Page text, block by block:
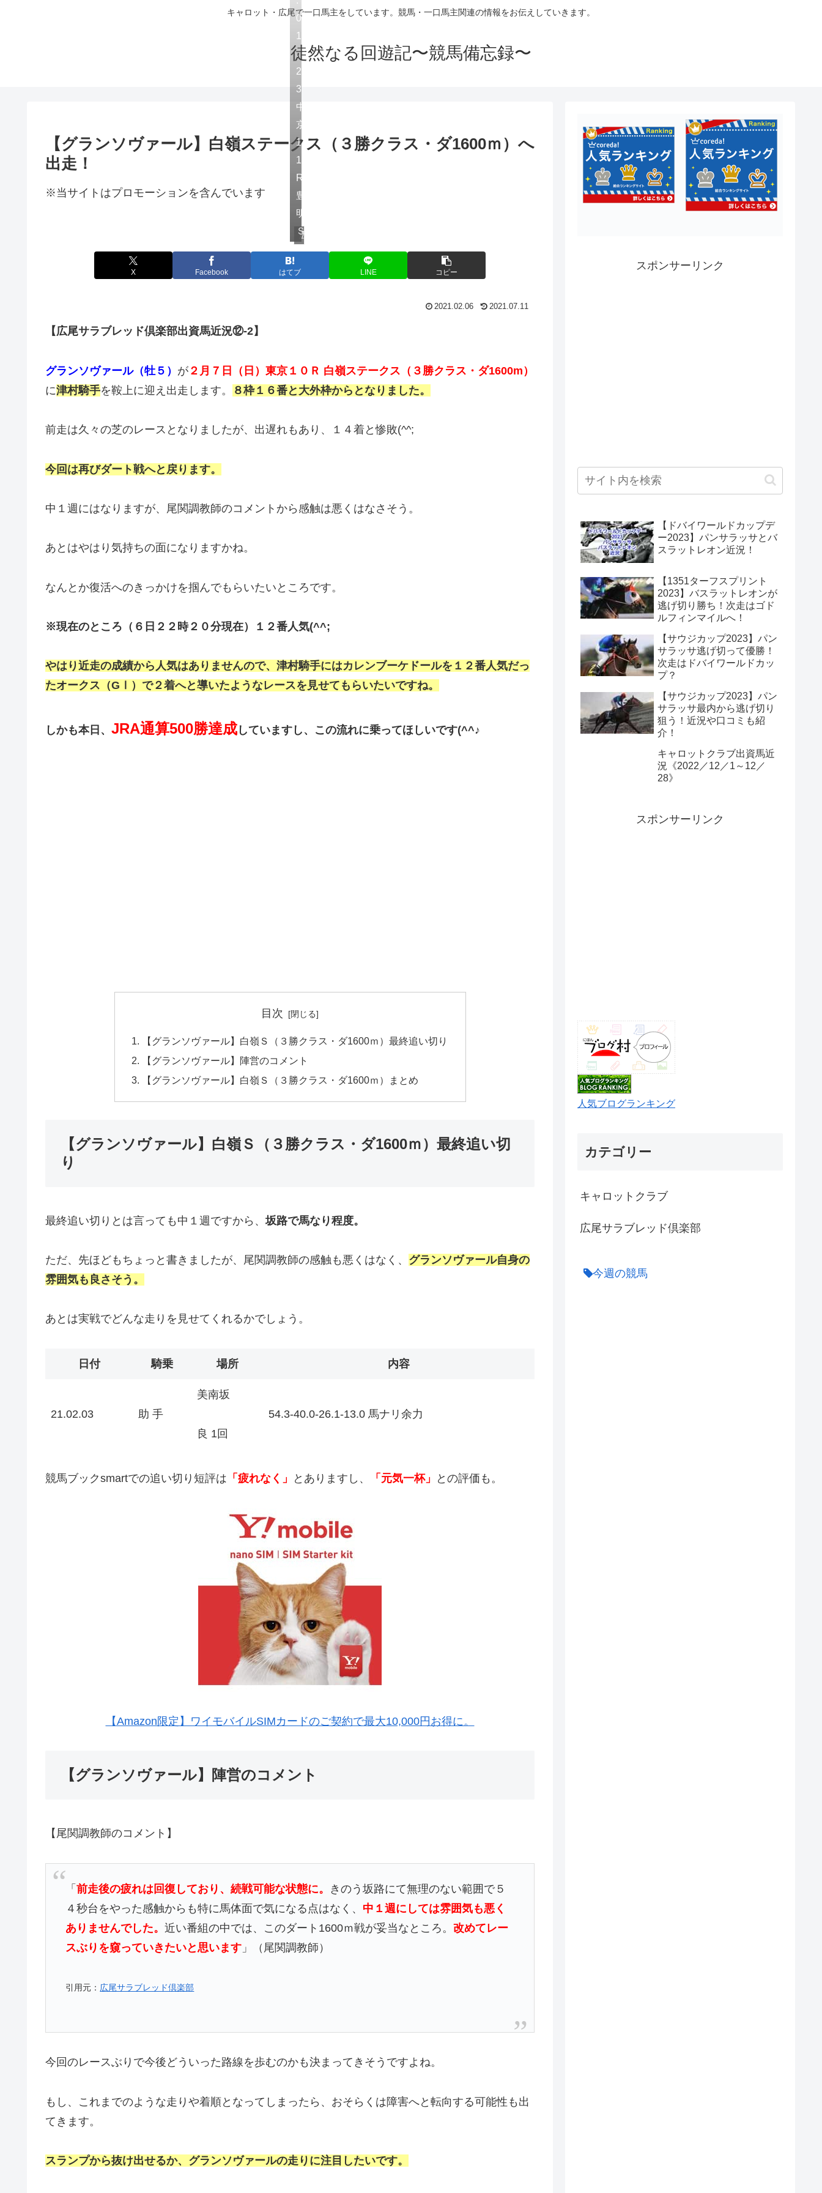
キャロット・広尾で一口馬主をしています。競馬・一口馬主関連の情報をお伝えしていきます。
徒然なる回遊記〜競馬備忘録〜
【グランソヴァール】白嶺ステークス（３勝クラス・ダ1600ｍ）へ
出走！
※当サイトはプロモーションを含んでいます
広尾サラブレッド倶楽部
0
1
.
2
3
中
京
1
1
R
豊
明
Ｓ
X Facebook はてブ LINE コピー
2021.02.06 2021.07.11
【広尾サラブレッド倶楽部出資馬近況⑫-2】
グランソヴァール（牡５） が ２ 月７日（日）東京１０Ｒ 白嶺ステークス（３勝クラス・ダ1600m）
に津村騎手を鞍上に迎え出走します。 ８枠１６番と大外枠からとなりました。
前走は久々の芝のレースとなりましたが、出遅れもあり、１４着と惨敗(^^;
今回は再びダート戦へと戻ります。
中１週にはなりますが、尾関調教師のコメントから感触は悪くはなさそう。
あとはやはり気持ちの面になりますかね。
なんとか復活へのきっかけを掴んでもらいたいところです。
※現在のところ（６日２２時２０分現在）１２番人気(^^;
やはり近走の成績から人気はありませんので、津村騎手にはカレンブーケドールを１２番人気だっ
たオークス（GⅠ）で２着へと導いたようなレースを見せてもらいたいですね。
しかも本日、 JRA通算500勝達成 していますし、この流れに乗ってほしいです(^^♪
目次
【グランソヴァール】白嶺Ｓ（３勝クラス・ダ1600ｍ）最終追い切り
【グランソヴァール】陣営のコメント
【グランソヴァール】白嶺Ｓ（３勝クラス・ダ1600ｍ）まとめ
【グランソヴァール】白嶺Ｓ（３勝クラス・ダ1600ｍ）最終追い切
り
最終追い切りとは言っても中１週ですから、坂路で馬なり程度。
ただ、先ほどもちょっと書きましたが、尾関調教師の感触も悪くはなく、 グランソヴァール自身の
雰囲気も良さそう。
あとは実戦でどんな走りを見せてくれるかでしょう。
日付 騎乗 場所 内容
21.02.03 助 手
美南坂
良 1回
54.3-40.0-26.1-13.0 馬ナリ余力
競馬ブックsmartでの追い切り短評は 「疲れなく」 とありますし、 「元気一杯」 との評価も。
【Amazon限定】ワイモバイルSIMカードのご契約で最大10,000円お得に。
【グランソヴァール】陣営のコメント
【尾関調教師のコメント】
「前走後の疲れは回復しており、続戦可能な状態に。
きのう坂路にて無理のない範囲で５
４秒台をやった感触からも特に馬体面で気になる点はなく、 中１週にしては雰囲気も悪く
ありませんでした。近い番組の中では、このダート1600ｍ戦が妥当なところ。改めてレー
スぶりを窺っていきたいと思います 」（尾関調教師）
引用元： 広尾サラブレッド倶楽部
今回のレースぶりで今後どういった路線を歩むのかも決まってきそうですよね。
もし、これまでのような走りや着順となってしまったら、おそらくは障害へと転向する可能性も出
てきます。
スランプから抜け出せるか、グランソヴァールの走りに注目したいです。
スポンサーリンク
【ドバイワールドカップデ
ー2023】パンサラッサとバ
スラットレオン近況！
【1351ターフスプリント
2023】バスラットレオンが
逃げ切り勝ち！次走はゴド
ルフィンマイルへ！
【サウジカップ2023】パン
サラッサ逃げ切って優勝！
次走はドバイワールドカッ
プ？
【サウジカップ2023】パン
サラッサ最内から逃げ切り
狙う！近況や口コミも紹
介！
キャロットクラブ出資馬近
況《2022／12／1～12／
28》
スポンサーリンク
人気ブログランキング
カテゴリー
キャロットクラブ
広尾サラブレッド倶楽部
今週の競馬